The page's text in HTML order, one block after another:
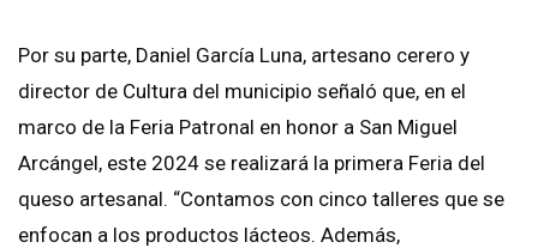
Por su parte, Daniel García Luna, artesano cerero y
director de Cultura del municipio señaló que, en el
marco de la Feria Patronal en honor a San Miguel
Arcángel, este 2024 se realizará la primera Feria del
queso artesanal. “Contamos con cinco talleres que se
enfocan a los productos lácteos. Además,